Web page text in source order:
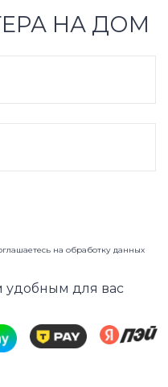
НА ДОМ
на обработку данных
для вас